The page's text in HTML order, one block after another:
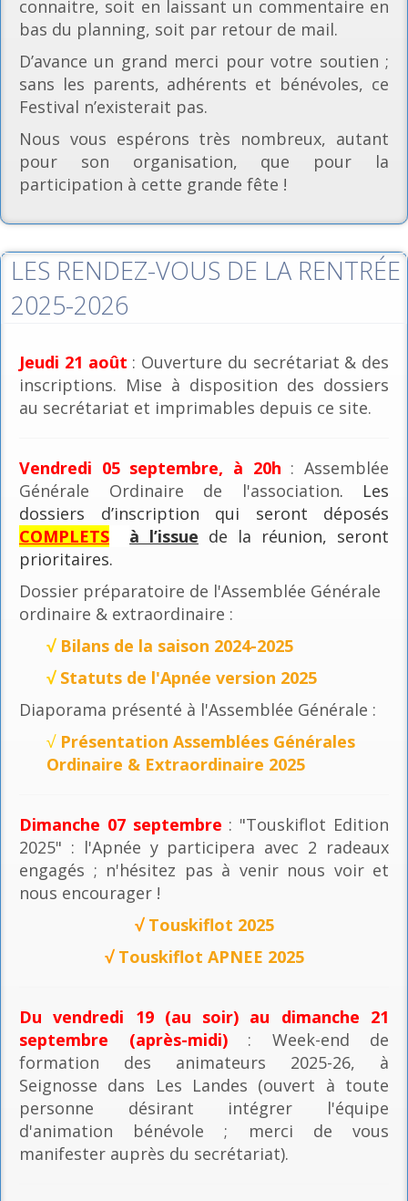
connaitre, soit en laissant un commentaire en
bas du planning, soit par retour de mail.
D’avance un grand merci pour votre soutien ;
sans les parents, adhérents et bénévoles, ce
Festival n’existerait pas.
Nous vous espérons très nombreux, autant
pour son organisation, que pour la
participation à cette grande fête !
LES RENDEZ-VOUS DE LA RENTRÉE
2025-2026
Jeudi 21 août : Ouverture du secrétariat & des
inscriptions. Mise à disposition des dossiers
au secrétariat et imprimables depuis ce site.
Vendredi 05 septembre, à 20h : Assemblée
Générale Ordinaire de l'association. Les
dossiers d’inscription qui seront déposés
COMPLETS
à l’issue de la réunion, seront
prioritaires.
Dossier préparatoire de l'Assemblée Générale
ordinaire & extraordinaire :
√ Bilans de la saison 2024-2025
√ Statuts de l'Apnée version 2025
Diaporama présenté à l'Assemblée Générale :
√ Présentation Assemblées Générales
Ordinaire & Extraordinaire 2025
Dimanche 07 septembre : "Touskiflot Edition
2025" : l'Apnée y participera avec 2 radeaux
engagés ; n'hésitez pas à venir nous voir et
nous encourager !
√ Touskiflot 2025
√ Touskiflot APNEE 2025
Du vendredi 19 (au soir) au dimanche 21
septembre (après-midi): Week-end de
formation des animateurs 2025-26, à
Seignosse dans Les Landes (ouvert à toute
personne désirant intégrer l'équipe
d'animation bénévole ; merci de vous
manifester auprès du secrétariat).